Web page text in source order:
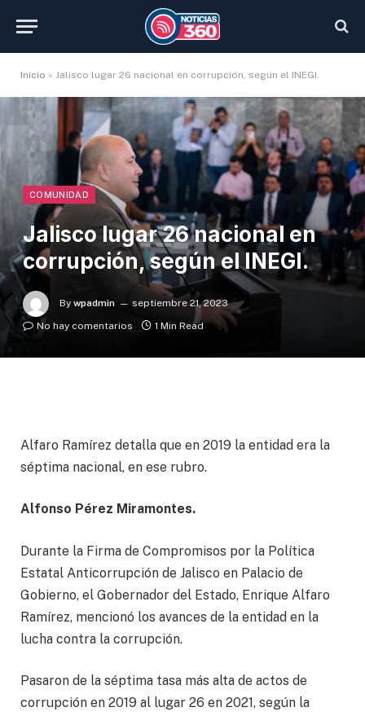
Inicio » Jalisco lugar 26 nacional en corrupción, según el INEGI.
COMUNIDAD
Jalisco lugar 26 nacional en
corrupción, según el INEGI.
By wpadmin
septiembre 21, 2023
No hay comentarios
1 Min Read
Alfaro Ramírez detalla que en 2019 la entidad era la
séptima nacional, en ese rubro.
Alfonso Pérez Miramontes.
Durante la Firma de Compromisos por la Política
Estatal Anticorrupción de Jalisco en Palacio de
Gobierno, el Gobernador del Estado, Enrique Alfaro
Ramírez, mencionó los avances de la entidad en la
lucha contra la corrupción.
Pasaron de la séptima tasa más alta de actos de
corrupción en 2019 al lugar 26 en 2021, según la